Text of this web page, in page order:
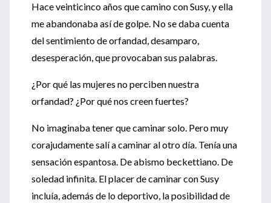
Hace veinticinco años que camino con Susy, y ella
me abandonaba así de golpe. No se daba cuenta
del sentimiento de orfandad, desamparo,
desesperación, que provocaban sus palabras.
¿Por qué las mujeres no perciben nuestra
orfandad? ¿Por qué nos creen fuertes?
No imaginaba tener que caminar solo. Pero muy
corajudamente salí a caminar al otro día. Tenía una
sensación espantosa. De abismo beckettiano. De
soledad infinita. El placer de caminar con Susy
incluía, además de lo deportivo, la posibilidad de